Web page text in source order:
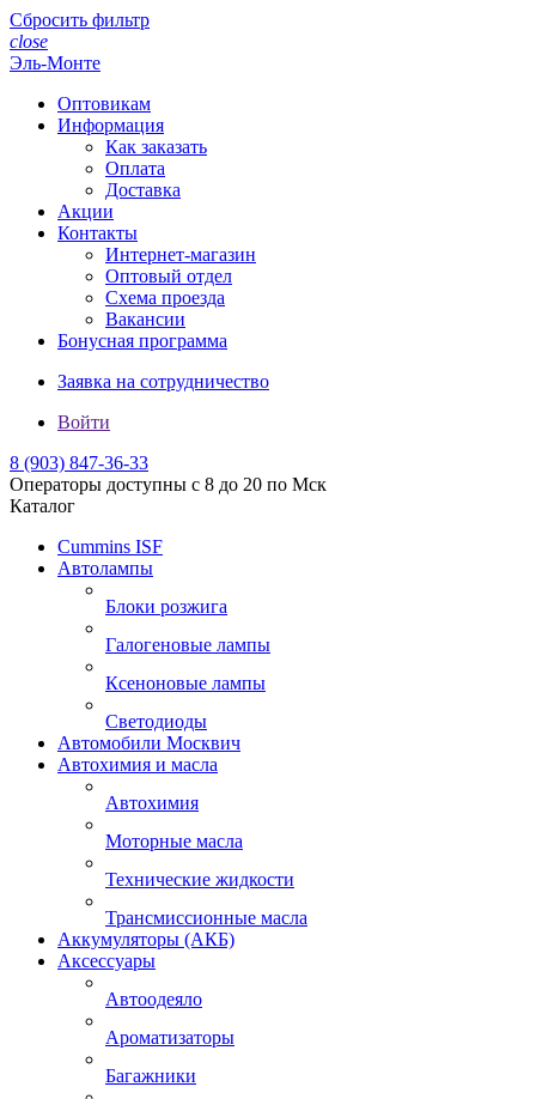
Сбросить фильтр
close
Эль-Монте
Оптовикам
Информация
Как заказать
Оплата
Доставка
Акции
Контакты
Интернет-магазин
Оптовый отдел
Схема проезда
Вакансии
Бонусная программа
Заявка на сотрудничество
Войти
8 (903) 847-36-33
Операторы доступны с 8 до 20 по Мск
Каталог
Cummins ISF
Автолампы
Блоки розжига
Галогеновые лампы
Ксеноновые лампы
Светодиоды
Автомобили Москвич
Автохимия и масла
Автохимия
Моторные масла
Технические жидкости
Трансмиссионные масла
Аккумуляторы (АКБ)
Аксессуары
Автоодеяло
Ароматизаторы
Багажники